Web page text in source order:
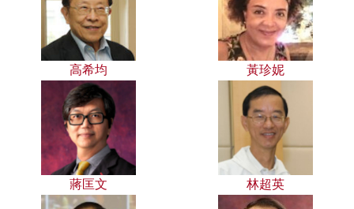
高希均 黃珍妮
蔣匡文 林超英